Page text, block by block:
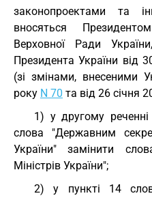
законопроектами та
вносяться
Верховної Ради
Президента України від
(зі змінами, внесеними
року N 70 та від 26 січня
1) у другому
слова "Державним
України" замінити
Міністрів України";
2) у пункті 14